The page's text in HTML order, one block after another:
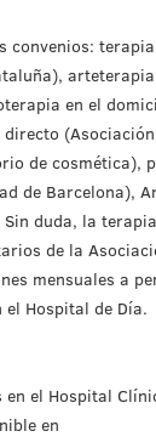
convenios:
en el
de cosmética),
de Barcelona),
duda, la
de la
mensuales a
Hospital de Día.
el Hospital
en